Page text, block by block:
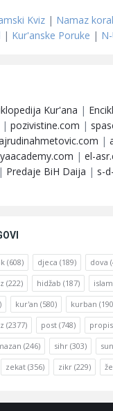
Kviz | Namaz
| Kur'anske Poruke |
Kur'ana |
| pozivistine.com |
|
| el-
| Predaje BiH Daija | s-
(608) djeca (189) dova
(222) hidžab (187) islam
kur'an (580) kurban
(2377) post (748) propis
(246) sihr (303)
zekat (356) zikr (229)